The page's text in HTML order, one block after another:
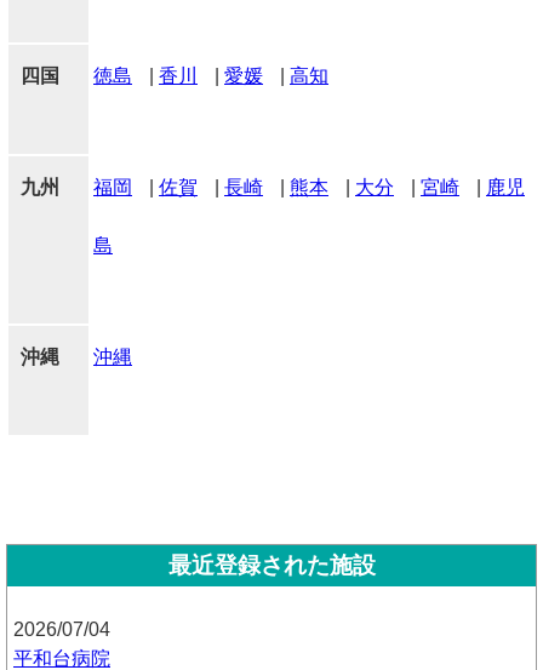
四国 徳島 香川 愛媛 高知
九州 福岡 佐賀 長崎 熊本 大分 宮崎 鹿児
島
沖縄 沖縄
最近登録された施設
2026/07/04
平和台病院